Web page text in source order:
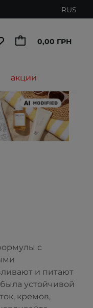
RUS
0,00 ГРН
акции
с
и питают
устойчивой
кремов,